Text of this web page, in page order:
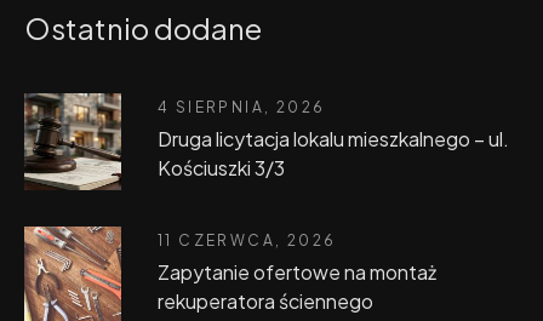
Ostatnio dodane
4 SIERPNIA, 2026
Druga licytacja lokalu mieszkalnego – ul.
Kościuszki 3/3
11 CZERWCA, 2026
Zapytanie ofertowe na montaż
rekuperatora ściennego